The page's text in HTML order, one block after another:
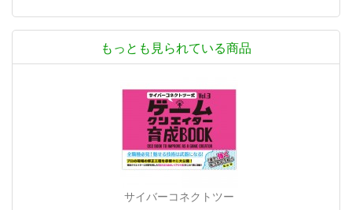
もっとも見られている商品
サイバーコネクトツー